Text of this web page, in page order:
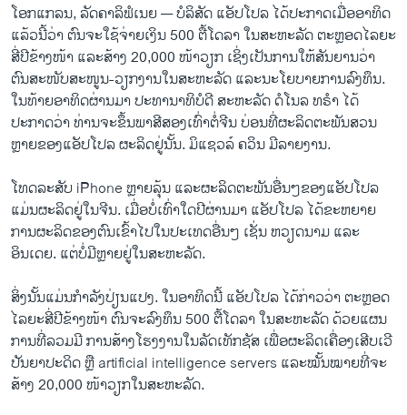
ພາສາຕ່າງໆ
Auto 240p 360p 480p
720p 1080p
720p
ໂອກແກລນ, ລັດຄາລິຟໍເນຍ —ບໍລິສັດ ແອັປໂປລ ໄດ້ປະກາດເມື່ອອາທິດ
ແລ້ວນີ້ວ່າ ຕົນຈະໃຊ້ຈ່າຍເງິນ 500 ຕື້ໂດລາ ໃນສະຫະລັດ ຕະຫຼອດໄລຍະ
ສີ່ປີຂ້າງໜ້າ ແລະສ້າງ 20,000 ໜ້າວຽກ ເຊິ່ງເປັນການໃຫ້ສັນຍານວ່າ
ຕົນສະໜັບສະໜູນ-ວຽກງານໃນສະຫະລັດ ແລະນະໂຍບາຍການລົງທຶນ.
ໃນທ້າຍອາທິດຜ່ານມາ ປະທານາທິບໍດີ ສະຫະລັດ ດໍໂນລ ທຣຳ ໄດ້
ປະກາດວ່າ ທ່ານຈະຂຶ້ນພາສີສອງເທົ່າຕໍ່ຈີນ ບ່ອນທີ່ຜະລິດຕະພັນສວນ
ຫຼາຍຂອງແອັປໂປລ ຜະລິດຢູ່ນັ້ນ. ມິແຊວລ໌ ຄວິນ ມີລາຍງານ.
ໂທດລະສັບ iPhone ຫຼາຍລຸ້ນ ແລະຜະລິດຕະພັນອື່ນໆຂອງແອັປໂປລ
ແມ່ນຜະລິດຢູ່ໃນຈີນ. ເມື່ອບໍ່ເທົ່າໃດປີຜ່ານມາ ແອັປໂປລ ໄດ້ຂະຫຍາຍ
ການຜະລິດຂອງຕົນເຂົ້າໄປໃນປະເທດອື່ນໆ ເຊັ່ນ ຫວຽດນາມ ແລະ
ອິນເດຍ. ແຕ່ບໍ່ມີຫຼາຍຢູ່ໃນສະຫະລັດ.
ສິ່ງນັ້ນແມ່ນກຳລັງປ່ຽນແປງ. ໃນອາທິດນີ້ ແອັປໂປລ ໄດ້ກ່າວວ່າ ຕະຫຼອດ
ໄລຍະສີ່ປີຂ້າງໜ້າ ຕົນຈະລົງທຶນ 500 ຕື້ໂດລາ ໃນສະຫະລັດ ດ້ວຍແຜນ
ການທີ່ລວມມີ ການສ້າງໂຮງງານໃນລັດເທັກຊັສ ເພື່ອຜະລິດເຄື່ອງເສີບເວີ
ປັນຍາປະດິດ ຫຼື artificial intelligence servers ແລະໝັ້ນໝາຍທີ່ຈະ
ສ້າງ 20,000 ໜ້າວຽກໃນສະຫະລັດ.